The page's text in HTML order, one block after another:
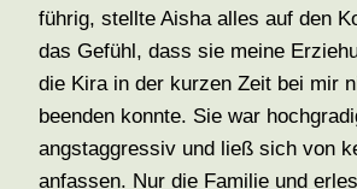
führig, stellte Aisha alles auf den
das Gefühl, dass sie meine
die Kira in der kurzen Zeit bei mir
beenden konnte. Sie war
angstaggressiv und ließ sich von
anfassen. Nur die Familie und